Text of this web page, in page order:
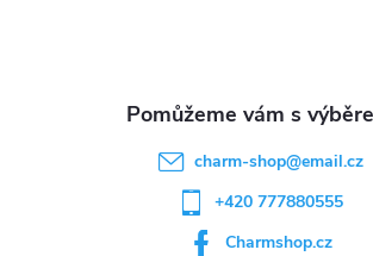
charm-shop@email.cz
+420 777880555
Charmshop.cz